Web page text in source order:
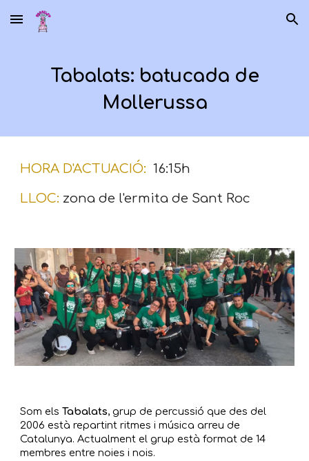
Skip to main content Skip to navigation
Tabalats: batucada de
Mollerussa
HORA D'ACTUACIÓ: 16:15h
LLOC: zona de l'ermita de Sant Roc
Som elsTabalats, grup de percussió que des del
2006 està repartint ritmes i música arreu de
Catalunya. Actualment el grup està format de 14
membres entre noies i nois.